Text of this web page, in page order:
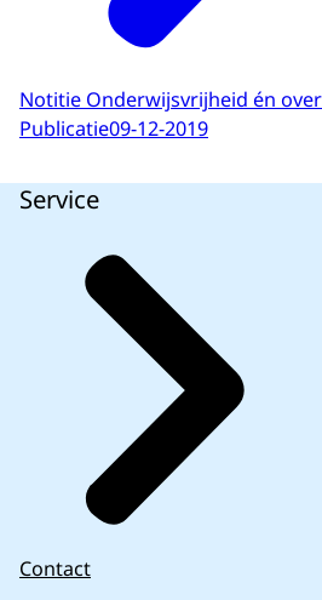
Notitie Onderwijsvrijheid én
Publicatie09-12-2019
Service
Contact